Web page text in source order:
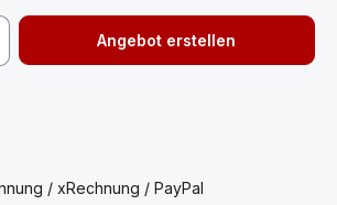
Angebot erstellen
/ xRechnung / PayPal